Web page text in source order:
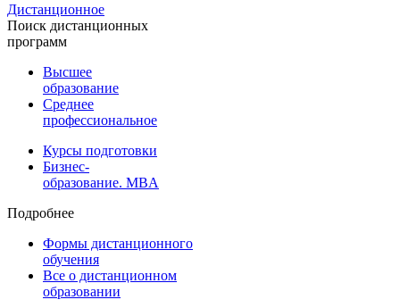
Дистанционное
Поиск дистанционных
программ
Высшее
образование
Среднее
профессиональное
Курсы подготовки
Бизнес-
образование. MBA
Подробнее
Формы дистанционного
обучения
Все о дистанционном
образовании